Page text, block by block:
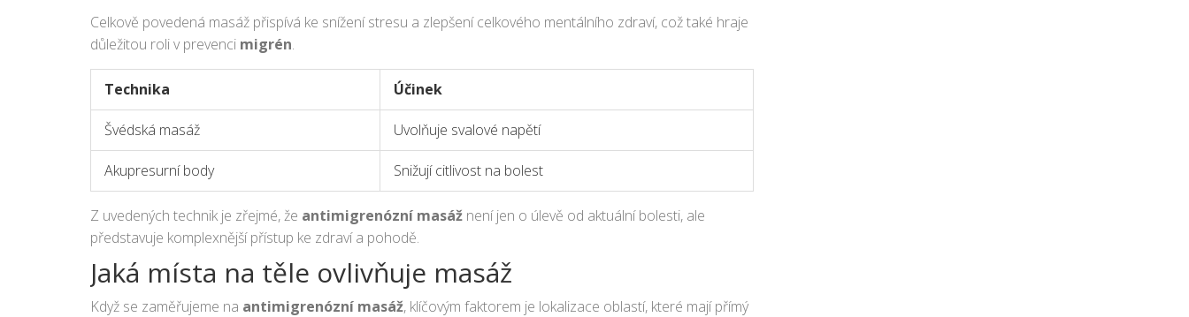
Celkově povedená masáž přispívá ke snížení stresu a zlepšení celkového mentálního zdraví, což také hraje
důležitou roli v prevenci migrén.
Technika Účinek
Švédská masáž Uvolňuje svalové napětí
Akupresurní body Snižují citlivost na bolest
Z uvedených technik je zřejmé, že antimigrenózní masáž není jen o úlevě od aktuální bolesti, ale
představuje komplexnější přístup ke zdraví a pohodě.
Jaká místa na těle ovlivňuje masáž
Když se zaměřujeme na antimigrenózní masáž, klíčovým faktorem je lokalizace oblastí, které mají přímý